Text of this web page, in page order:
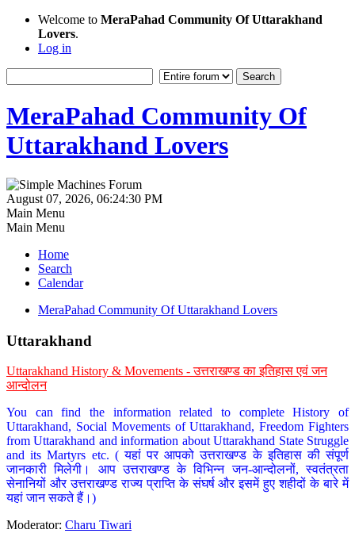
Welcome to MeraPahad Community Of Uttarakhand
Lovers.
Log in
MeraPahad Community Of
Uttarakhand Lovers
August 07, 2026, 06:24:30 PM
Main Menu
Main Menu
Home
Search
Calendar
MeraPahad Community Of Uttarakhand Lovers
Uttarakhand
Uttarakhand History & Movements - उत्तराखण्ड का इतिहास एवं जन
आन्दोलन
You can find the information related to complete History of
Uttarakhand, Social Movements of Uttarakhand, Freedom Fighters
from Uttarakhand and information about Uttarakhand State Struggle
and its Martyrs etc. ( यहां पर आपको उत्तराखण्ड के इतिहास की संपूर्ण
जानकारी मिलेगी। आप उत्तराखण्ड के विभिन्न जन-आन्दोलनों, स्वतंत्रता
सेनानियों और उत्तराखण्ड राज्य प्राप्ति के संघर्ष और इसमें हुए शहीदों के बारे में
यहां जान सकते हैं।)
Moderator: Charu Tiwari